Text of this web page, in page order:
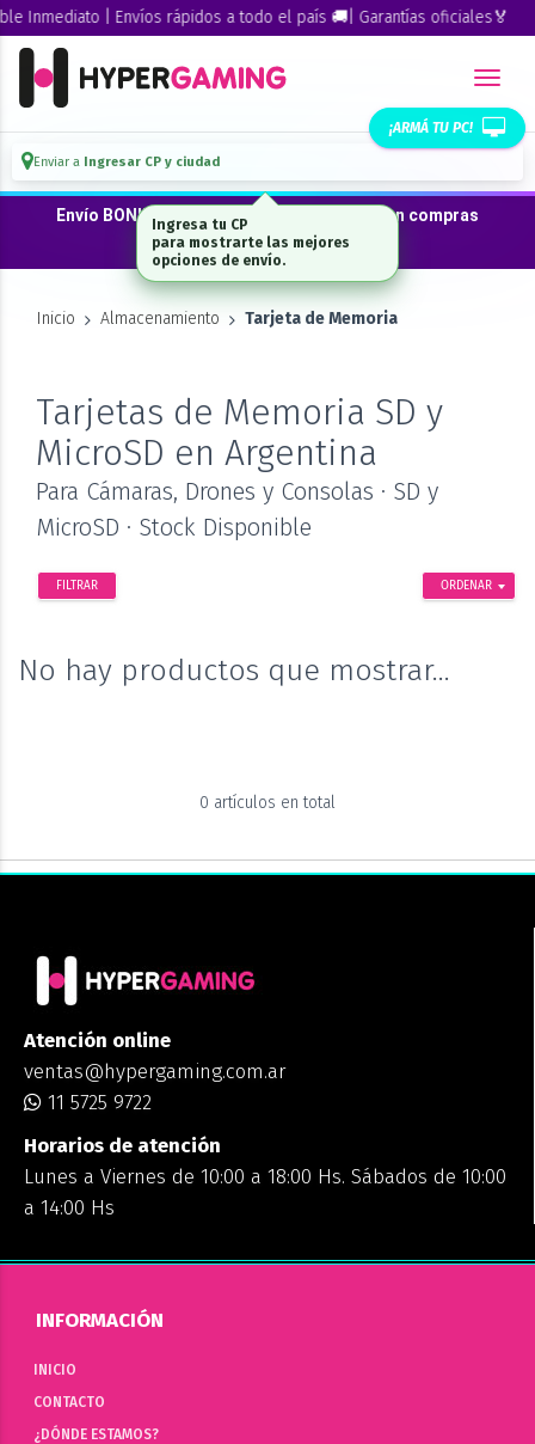
Inmediato | Envíos rápidos a todo el país 🚚| Garantías oficiales🏅
¡ARMÁ TU PC!
Enviar a Ingresar CP y ciudad
Envío BONIFICADO a CABA · GBA ·La Plata en compras
desde $300.000*
Inicio Almacenamiento Tarjeta de Memoria
Tarjetas de Memoria SD y
MicroSD en Argentina
Para Cámaras, Drones y Consolas · SD y
MicroSD · Stock Disponible
ORDENAR
FILTRAR
No hay productos que mostrar...
0 artículos en total
Atención online
ventas@hypergaming.com.ar
11 5725 9722
Horarios de atención
Lunes a Viernes de 10:00 a 18:00 Hs. Sábados de 10:00
a 14:00 Hs
INFORMACIÓN
INICIO
CONTACTO
¿DÓNDE ESTAMOS?
Ingresa tu CP
para mostrarte las mejores
opciones de envío.